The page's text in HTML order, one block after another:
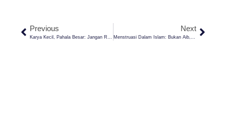
Previous
Karya Kecil, Pahala Besar: Jangan Remehkan Amalan Sehari-Hari
Next
Menstruasi Dalam Islam: Bukan Aib, Tapi Amanah Yang Dimuliakan